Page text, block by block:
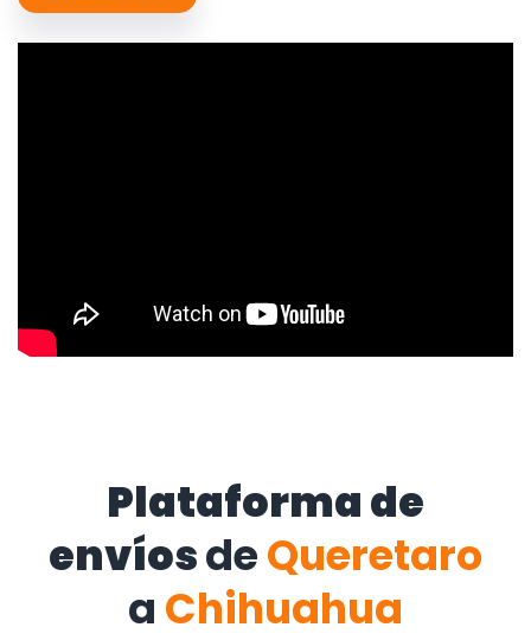
Plataforma de
envíosdeQueretaro
a Chihuahua